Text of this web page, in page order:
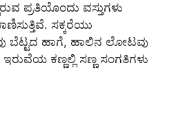
ಪ್ರತಿಯೊಂದು ವಸ್ತುಗಳು
ಸಕ್ಕರೆಯು
ಬೆಟ್ಟದ ಹಾಗೆ, ಹಾಲಿನ ಲೋಟವು
ಕಣ್ಣಲ್ಲಿ ಸಣ್ಣ ಸಂಗತಿಗಳು